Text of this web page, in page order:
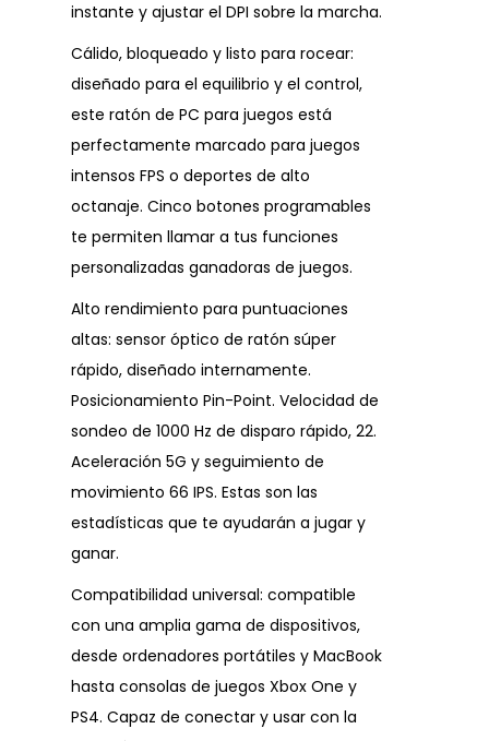
instante y ajustar el DPI sobre la marcha.
Cálido, bloqueado y listo para rocear:
diseñado para el equilibrio y el control,
este ratón de PC para juegos está
perfectamente marcado para juegos
intensos FPS o deportes de alto
octanaje. Cinco botones programables
te permiten llamar a tus funciones
personalizadas ganadoras de juegos.
Alto rendimiento para puntuaciones
altas: sensor óptico de ratón súper
rápido, diseñado internamente.
Posicionamiento Pin-Point. Velocidad de
sondeo de 1000 Hz de disparo rápido, 22.
Aceleración 5G y seguimiento de
movimiento 66 IPS. Estas son las
estadísticas que te ayudarán a jugar y
ganar.
Compatibilidad universal: compatible
con una amplia gama de dispositivos,
desde ordenadores portátiles y MacBook
hasta consolas de juegos Xbox One y
PS4. Capaz de conectar y usar con la